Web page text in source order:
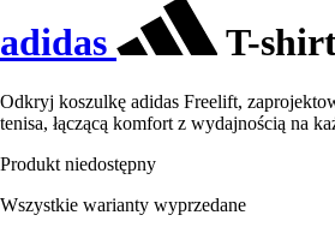
adidas T-
Odkryj koszulkę adidas Freelift,
tenisa, łączącą komfort z wydajnością na
Produkt niedostępny
Wszystkie warianty wyprzedane